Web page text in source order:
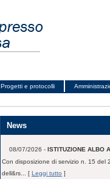
Progetti e protocolli
News
08/07/2026 - ISTITUZIONE ALBO
Con disposizione di servizio n. 15 del
dell&rs... [ Leggi tutto ]